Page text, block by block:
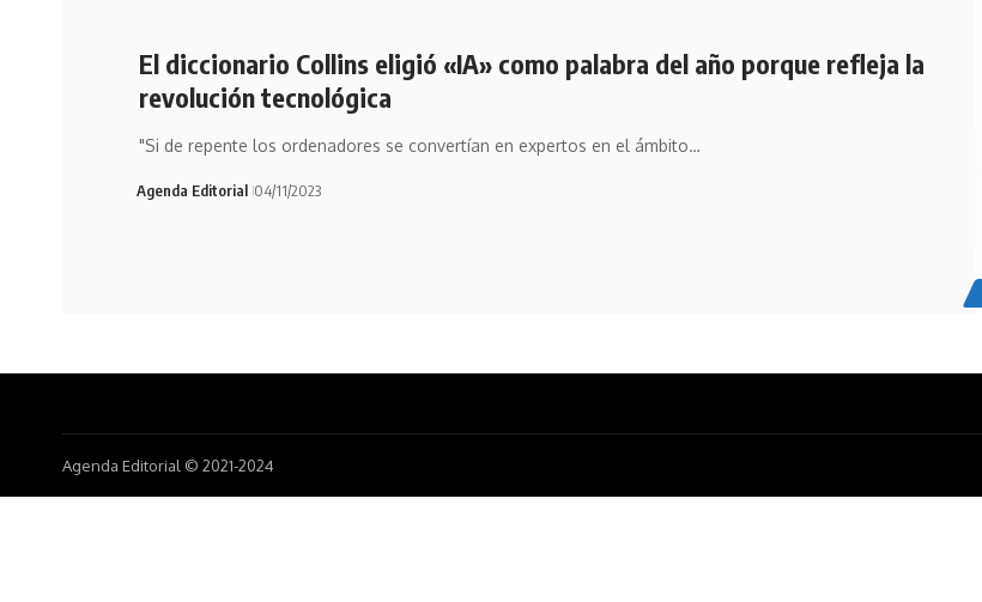
El diccionario Collins eligió «IA» como palabra del año porque refleja la
revolución tecnológica
"Si de repente los ordenadores se convertían en expertos en el ámbito…
Agenda Editorial 04/11/2023
Agenda Editorial © 2021-2024